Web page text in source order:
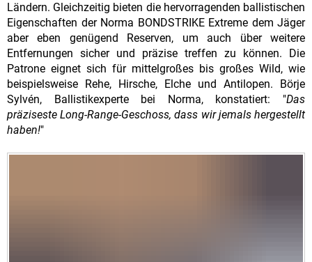
Ländern. Gleichzeitig bieten die hervorragenden ballistischen
Eigenschaften der Norma BONDSTRIKE Extreme dem Jäger
aber eben genügend Reserven, um auch über weitere
Entfernungen sicher und präzise treffen zu können. Die
Patrone eignet sich für mittelgroßes bis großes Wild, wie
beispielsweise Rehe, Hirsche, Elche und Antilopen. Börje
Sylvén, Ballistikexperte bei Norma, konstatiert: "Das
präziseste Long-Range-Geschoss, dass wir jemals hergestellt
haben!"